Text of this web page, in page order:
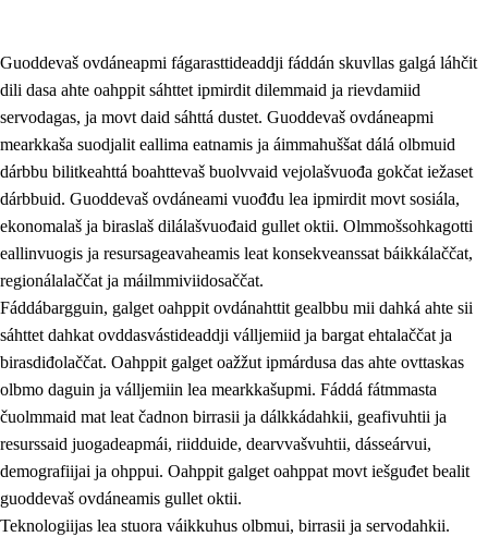
2. Oahppama prinsihpat, ovdáneapmi ja oahppahábmen
2.1 Sosiála oahppan ja ovdáneapmi
2.2 Gealbu fágain
2.3 Vuođđogálggat
2.4 Oahppat oahppat
Fágaidrasttideaddji fáttát
2.5 Fágaidrasttideaddji fáttát
Guoddevaš ovdáneapmi fágarasttideaddji fáddán skuvllas galgá láhčit
dili dasa ahte oahppit sáhttet ipmirdit dilemmaid ja rievdamiid
servodagas, ja movt daid sáhttá dustet. Guoddevaš ovdáneapmi
mearkkaša suodjalit eallima eatnamis ja áimmahuššat dálá olbmuid
dárbbu bilitkeahttá boahttevaš buolvvaid vejolašvuođa gokčat iežaset
dárbbuid. Guoddevaš ovdáneami vuođđu lea ipmirdit movt sosiála,
ekonomalaš ja biraslaš dilálašvuođaid gullet oktii. Olmmošsohkagotti
eallinvuogis ja resursageavaheamis leat konsekveanssat báikkálaččat,
regionálalaččat ja máilmmiviidosaččat.
Fáddábargguin, galget oahppit ovdánahttit gealbbu mii dahká ahte sii
sáhttet dahkat ovddasvástideaddji válljemiid ja bargat ehtalaččat ja
birasdiđolaččat. Oahppit galget oažžut ipmárdusa das ahte ovttaskas
olbmo daguin ja válljemiin lea mearkkašupmi. Fáddá fátmmasta
čuolmmaid mat leat čadnon birrasii ja dálkkádahkii, geafivuhtii ja
resurssaid juogadeapmái, riidduide, dearvvašvuhtii, dásseárvui,
demografiijai ja ohppui. Oahppit galget oahppat movt iešguđet bealit
guoddevaš ovdáneamis gullet oktii.
Teknologiijas lea stuora váikkuhus olbmui, birrasii ja servodahkii.